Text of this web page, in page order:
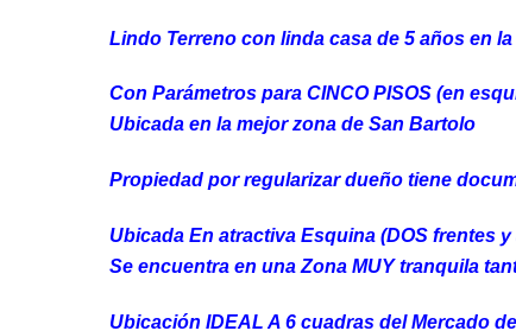
Lindo Terreno con linda casa de 5 años en
Con Parámetros para CINCO PISOS (en
Ubicada en la mejor zona de San Bartolo
Propiedad por regularizar dueño tiene
Ubicada En atractiva Esquina (DOS frentes y
Se encuentra en una Zona MUY tranquila
Ubicación IDEAL A 6 cuadras del Mercado